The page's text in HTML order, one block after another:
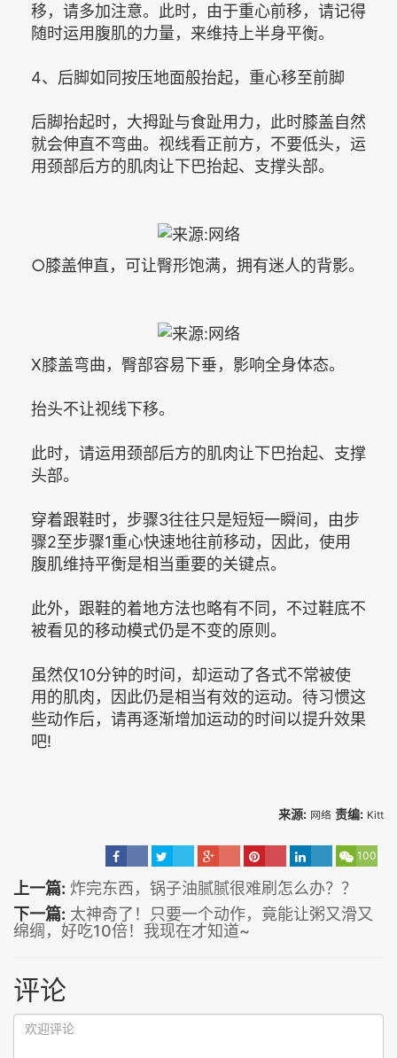
移，请多加注意。此时，由于重心前移，请记得
随时运用腹肌的力量，来维持上半身平衡。
4、后脚如同按压地面般抬起，重心移至前脚
后脚抬起时，大拇趾与食趾用力，此时膝盖自然
就会伸直不弯曲。视线看正前方，不要低头，运
用颈部后方的肌肉让下巴抬起、支撑头部。
○膝盖伸直，可让臀形饱满，拥有迷人的背影。
X膝盖弯曲，臀部容易下垂，影响全身体态。
抬头不让视线下移。
此时，请运用颈部后方的肌肉让下巴抬起、支撑
头部。
穿着跟鞋时，步骤3往往只是短短一瞬间，由步
骤2至步骤1重心快速地往前移动，因此，使用
腹肌维持平衡是相当重要的关键点。
此外，跟鞋的着地方法也略有不同，不过鞋底不
被看见的移动模式仍是不变的原则。
虽然仅10分钟的时间，却运动了各式不常被使
用的肌肉，因此仍是相当有效的运动。待习惯这
些动作后，请再逐渐增加运动的时间以提升效果
吧!
来源: 网络 责编: Kitt
100
上一篇: 炸完东西，锅子油腻腻很难刷怎么办？？
下一篇: 太神奇了！只要一个动作，竟能让粥又滑又
绵绸，好吃10倍！我现在才知道~
评论